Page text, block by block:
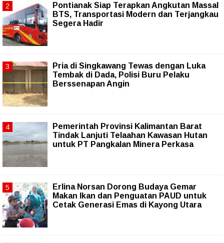
Pontianak Siap Terapkan Angkutan Massal
BTS, Transportasi Modern dan Terjangkau
Segera Hadir
Pria di Singkawang Tewas dengan Luka
Tembak di Dada, Polisi Buru Pelaku
Berssenapan Angin
Pemerintah Provinsi Kalimantan Barat
Tindak Lanjuti Telaahan Kawasan Hutan
untuk PT Pangkalan Minera Perkasa
Erlina Norsan Dorong Budaya Gemar
Makan Ikan dan Penguatan PAUD untuk
Cetak Generasi Emas di Kayong Utara